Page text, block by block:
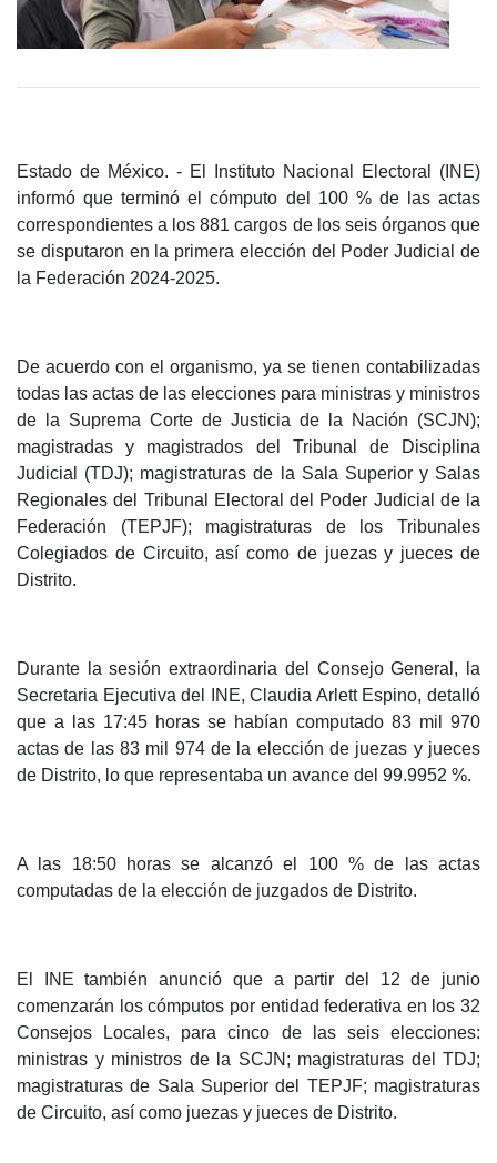
Estado de México. - El Instituto Nacional Electoral (INE)
informó que terminó el cómputo del 100 % de las actas
correspondientes a los 881 cargos de los seis órganos que
se disputaron en la primera elección del Poder Judicial de
la Federación 2024-2025.
De acuerdo con el organismo, ya se tienen contabilizadas
todas las actas de las elecciones para ministras y ministros
de la Suprema Corte de Justicia de la Nación (SCJN);
magistradas y magistrados del Tribunal de Disciplina
Judicial (TDJ); magistraturas de la Sala Superior y Salas
Regionales del Tribunal Electoral del Poder Judicial de la
Federación (TEPJF); magistraturas de los Tribunales
Colegiados de Circuito, así como de juezas y jueces de
Distrito.
Durante la sesión extraordinaria del Consejo General, la
Secretaria Ejecutiva del INE, Claudia Arlett Espino, detalló
que a las 17:45 horas se habían computado 83 mil 970
actas de las 83 mil 974 de la elección de juezas y jueces
de Distrito, lo que representaba un avance del 99.9952 %.
A las 18:50 horas se alcanzó el 100 % de las actas
computadas de la elección de juzgados de Distrito.
El INE también anunció que a partir del 12 de junio
comenzarán los cómputos por entidad federativa en los 32
Consejos Locales, para cinco de las seis elecciones:
ministras y ministros de la SCJN; magistraturas del TDJ;
magistraturas de Sala Superior del TEPJF; magistraturas
de Circuito, así como juezas y jueces de Distrito.